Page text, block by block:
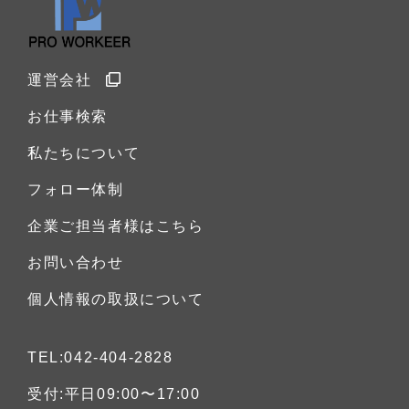
運営会社
お仕事検索
私たちについて
フォロー体制
企業ご担当者様はこちら
お問い合わせ
個人情報の取扱について
TEL:042-404-2828
受付:平日09:00〜17:00